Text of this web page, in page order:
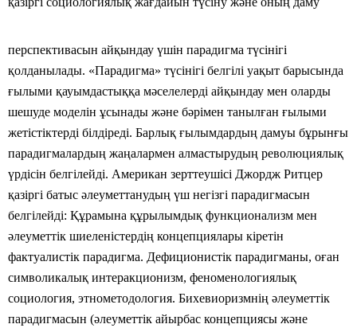
перспективасын айқындау үшін парадигма түсінігі
қолданылады. «Парадигма» түсінігі белгілі уақыт барысында
ғылыми қауымдастыққа мәселелерді айқындау мен оларды
шешуде моделін ұсынады және бәрімен танылған ғылыми
жетістіктерді білдіреді. Барлық ғылымдардың дамуы бұрынғы
парадигмалардың жаңалармен алмастырудың революциялық
үрдісін белгілейді. Американ зерттеушісі Джордж Ритцер
қазіргі батыс әлеуметтанудың үш негізгі парадигмасын
белгілейді: Құрамына құрылымдық функционализм мен
әлеуметтік шиеленістердің концепциялары кіретін
фактуалистік парадигма. Дефиционистік парадигманы, оған
символикалық интеракционизм, феноменологиялық
социология, этнометодология. Бихевиоризмнің әлеуметтік
парадигмасын (әлеуметтік айырбас концепциясы және